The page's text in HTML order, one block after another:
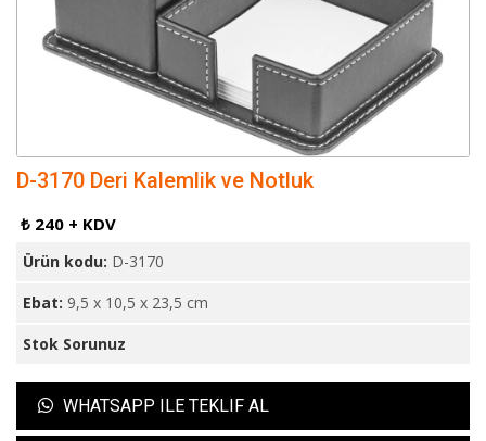
D-3170 Deri Kalemlik ve Notluk
₺ 240 + KDV
Ürün kodu: D-3170
Ebat: 9,5 x 10,5 x 23,5 cm
Stok Sorunuz
WHATSAPP ILE TEKLIF AL